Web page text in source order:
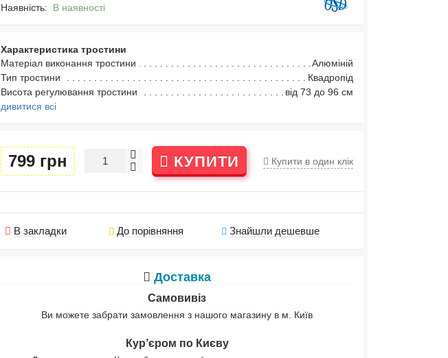
Наявність: В наявності
Характеристика тростини
Матеріал виконання тростини
Алюміній
Тип тростини
Квадропід
Висота регулювання тростини
від 73 до 96 см
дивитися всі
799 грн КУПИТИ Купити в один клік
В закладки До порівняння Знайшли дешевше
Доставка
Самовивіз
Ви можете забрати замовлення з нашого магазину в м. Київ
Кур’єром по Києву